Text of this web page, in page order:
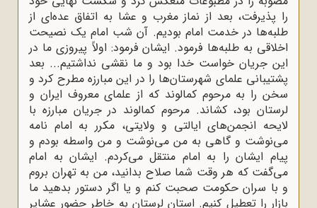
را پذیرفت، بعد از نماز مغرب و عشا به اتفاق عده‌ای از
طلبه‌ها در خدمت امام بودیم. آن شب امام یک نصیحت
اخلاقی به طلبه‌ها فرمود. ایشان فرمود: اولاً پیروزی ما در
این جریان خواست خدا بود و ما نقشی نداشتیم... بعد
پشتیبانی علمای شهرستان‌ها را در این مبارزه مطرح کرد و
سخن را به مرحوم کمالوند که از علمای معروف ایران و
لرستان بود، کشاند. مرحوم کمالوند در جریان مبارزه با
لایحه انجمن‌های ایالتی و ولایتی، مکرر به امام نامه
می‌نوشت و گاهی به من می‌نوشت و من واسطه بودم و
پیام ایشان را به امام منتقل می‌کردم. ایشان به امام
می‌گفت که هر وقت شما صلاح بدانید، من به تهران بروم
و با سران حکومت صحبت کنم و یا اگر دستور بدهید ما
بازار را تعطیل کنیم. استان لرستان به خاطر حضور عشایر